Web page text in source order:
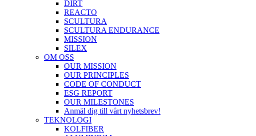
DIRT
REACTO
SCULTURA
SCULTURA ENDURANCE
MISSION
SILEX
OM OSS
OUR MISSION
OUR PRINCIPLES
CODE OF CONDUCT
ESG REPORT
OUR MILESTONES
Anmäl dig till vårt nyhetsbrev!
TEKNOLOGI
KOLFIBER